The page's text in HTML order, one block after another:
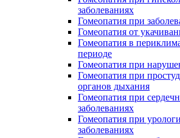
заболеваниях
Гомеопатия при
Гомеопатия от
Гомеопатия в
периоде
Гомеопатия при
Гомеопатия при
органов дыхания
Гомеопатия при
заболеваниях
Гомеопатия при
заболеваниях